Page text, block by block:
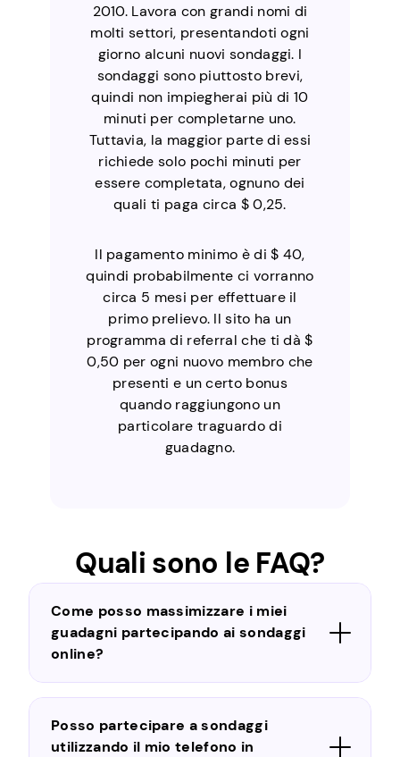
2010. Lavora con grandi nomi di
molti settori, presentandoti ogni
giorno alcuni nuovi sondaggi. I
sondaggi sono piuttosto brevi,
quindi non impiegherai più di 10
minuti per completarne uno.
Tuttavia, la maggior parte di essi
richiede solo pochi minuti per
essere completata, ognuno dei
quali ti paga circa $ 0,25.
Il pagamento minimo è di $ 40,
quindi probabilmente ci vorranno
circa 5 mesi per effettuare il
primo prelievo. Il sito ha un
programma di referral che ti dà $
0,50 per ogni nuovo membro che
presenti e un certo bonus
quando raggiungono un
particolare traguardo di
guadagno.
Quali sono le FAQ?
Come posso massimizzare i miei
guadagni partecipando ai sondaggi
online?
Posso partecipare a sondaggi
utilizzando il mio telefono in